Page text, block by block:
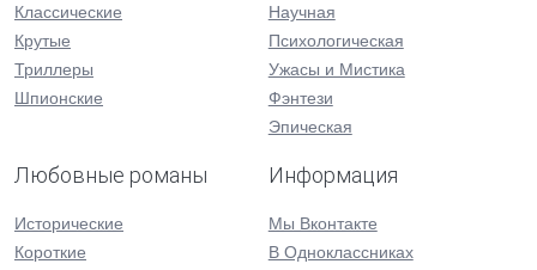
Классические
Крутые
Триллеры
Шпионские
Научная
Психологическая
Ужасы и Мистика
Фэнтези
Эпическая
Любовные романы
Исторические
Короткие
Информация
Мы Вконтакте
В Одноклассниках